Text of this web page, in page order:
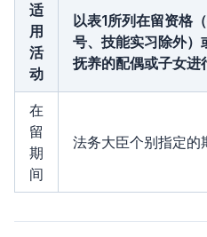
适
用
活
动
以表1所列在留资格
号、技能实习除外）
抚养的配偶或子女进
在
留
期
间
法务大臣个别指定的